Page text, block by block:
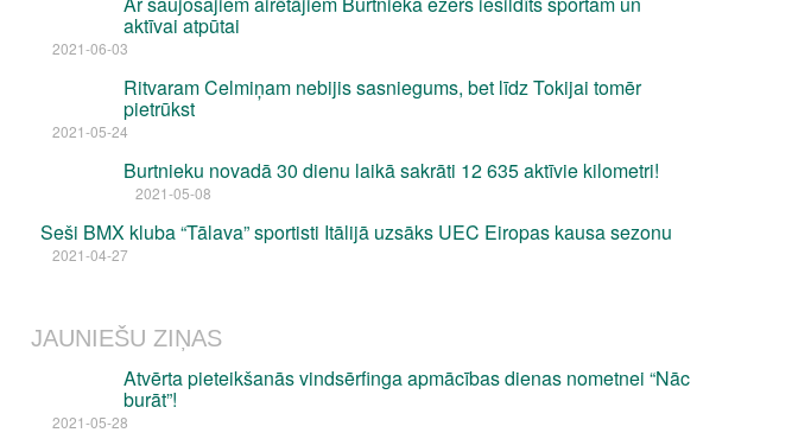
aktīvai atpūtai
2021-06-03
Ritvaram Celmiņam nebijis sasniegums, bet līdz Tokijai tomēr
pietrūkst
2021-05-24
Burtnieku novadā 30 dienu laikā sakrāti 12 635 aktīvie kilometri!
2021-05-08
Seši BMX kluba “Tālava” sportisti Itālijā uzsāks UEC Eiropas kausa sezonu
2021-04-27
JAUNIEŠU ZIŅAS
Atvērta pieteikšanās vindsērfinga apmācības dienas nometnei “Nāc
burāt”!
2021-05-28